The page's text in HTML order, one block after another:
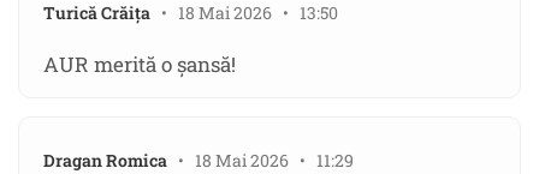
Turică Crăița • 18 Mai 2026 • 13:50
AUR merită o șansă!
Dragan Romica • 18 Mai 2026 • 11:29